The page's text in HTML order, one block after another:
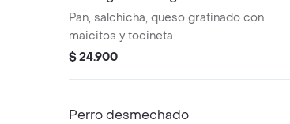
Pan, salchicha, queso gratinado con
maicitos y tocineta
$ 24.900
Perro desmechado